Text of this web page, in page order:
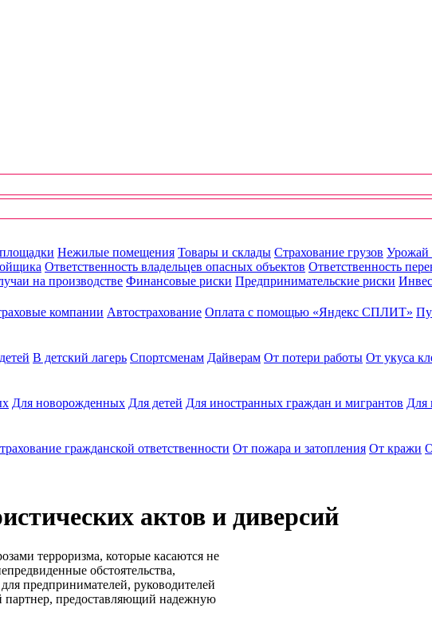
Нежилые помещения Товары и склады Страхование грузов Урожай
Ответственность владельцев опасных объектов Ответственность
на производстве Финансовые риски Предпринимательские риски
компании Автострахование Оплата с помощью «Яндекс СПЛИТ»
В детский лагерь Спортсменам Дайверам От потери работы От укуса
Для новорожденных Для детей Для иностранных граждан и мигрантов Для
гражданской ответственности От пожара и затопления От кражи
актов и диверсий
терроризма, которые касаются не
обстоятельства,
предпринимателей, руководителей
предоставляющий надежную